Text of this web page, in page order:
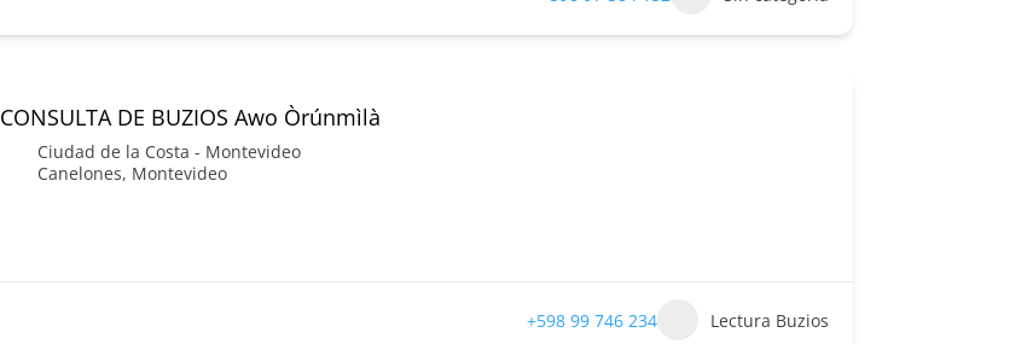
CONSULTA DE BUZIOS Awo Òrúnmìlà
Ciudad de la Costa - Montevideo
Canelones, Montevideo
+598 99 746 234 Lectura Buzios